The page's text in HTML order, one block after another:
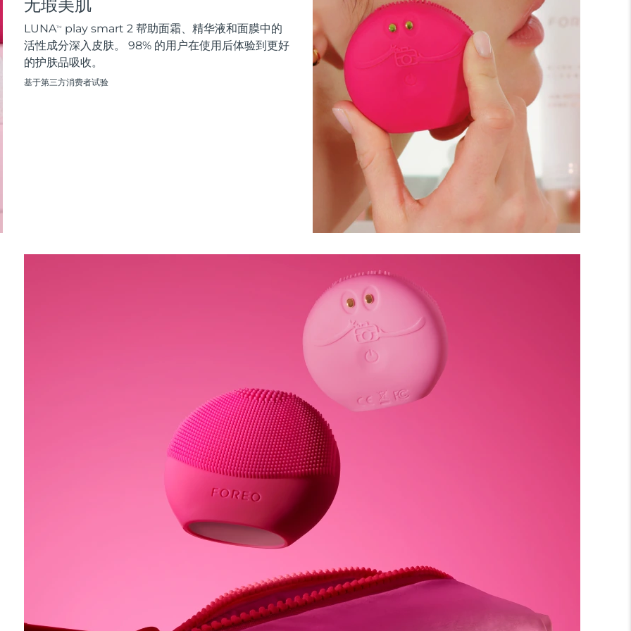
无瑕美肌
LUNATM
play smart 2 帮助面霜、精华液和面膜中的
活性成分深入皮肤。 98% 的用户在使用后体验到更好
的护肤品吸收。
基于第三方消费者试验